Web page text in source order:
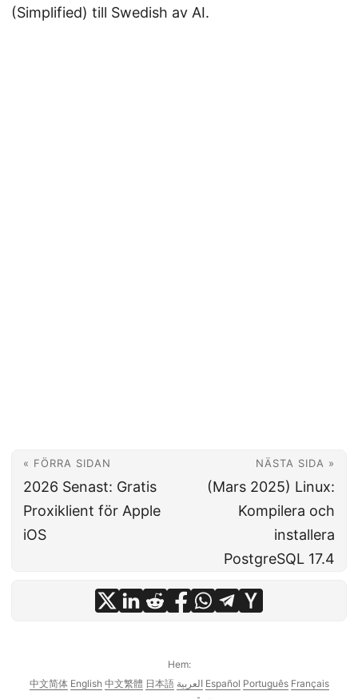
(Simplified) till Swedish av AI.
« FÖRRA SIDAN
2026 Senast: Gratis
Proxiklient för Apple
iOS
NÄSTA SIDA »
(Mars 2025) Linux:
Kompilera och
installera
PostgreSQL 17.4
Hem:
中文简体 English 中文繁體 日本語 العربية Español Português Français